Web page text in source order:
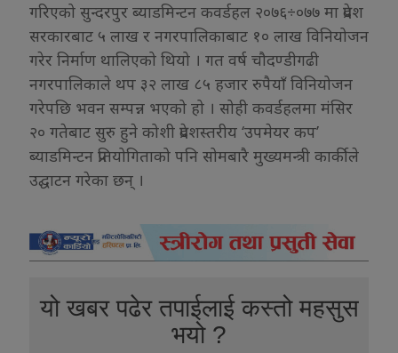
गरिएको सुन्दरपुर ब्याडमिन्टन कवर्डहल २०७६÷०७७ मा प्रदेश
सरकारबाट ५ लाख र नगरपालिकाबाट १० लाख विनियोजन
गरेर निर्माण थालिएको थियो । गत वर्ष चौदण्डीगढी
नगरपालिकाले थप ३२ लाख ८५ हजार रुपैयाँ विनियोजन
गरेपछि भवन सम्पन्न भएको हो । सोही कवर्डहलमा मंसिर
२० गतेबाट सुरु हुने कोशी प्रदेशस्तरीय ‘उपमेयर कप’
ब्याडमिन्टन प्रतियोगिताको पनि सोमबारै मुख्यमन्त्री कार्कीले
उद्घाटन गरेका छन् ।
यो खबर पढेर तपाईलाई कस्तो महसुस
भयो ?